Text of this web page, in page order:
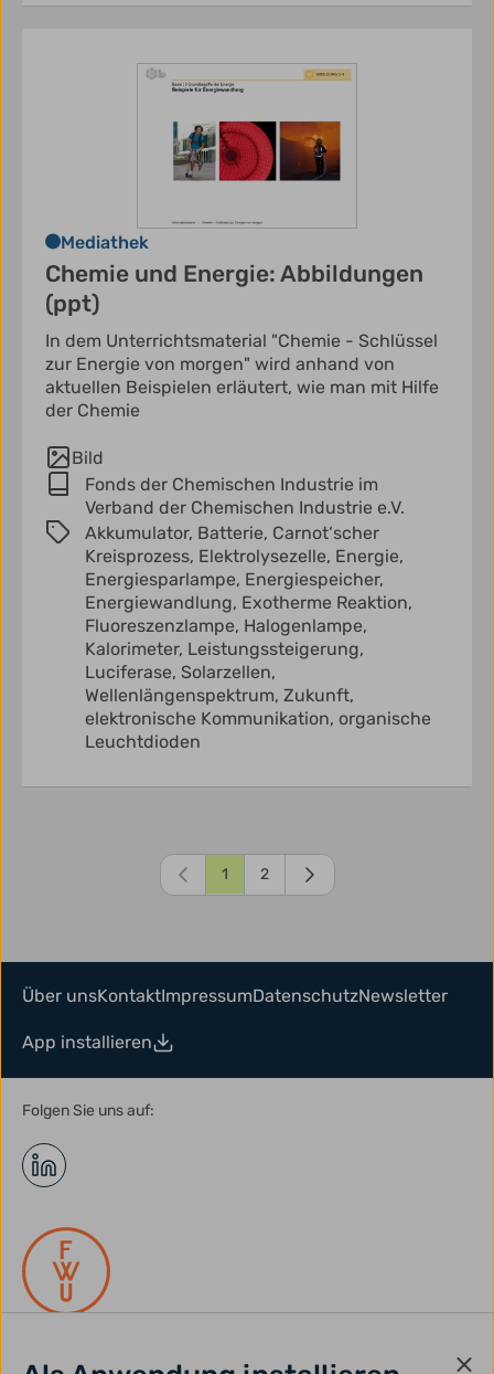
Mediathek
Chemie und Energie: Abbildungen
(ppt)
In dem Unterrichtsmaterial "Chemie - Schlüssel
zur Energie von morgen" wird anhand von
aktuellen Beispielen erläutert, wie man mit Hilfe
der Chemie
Bild
Fonds der Chemischen Industrie im
Verband der Chemischen Industrie e.V.
Akkumulator, Batterie, Carnot‘scher
Kreisprozess, Elektrolysezelle, Energie,
Energiesparlampe, Energiespeicher,
Energiewandlung, Exotherme Reaktion,
Fluoreszenzlampe, Halogenlampe,
Kalorimeter, Leistungssteigerung,
Luciferase, Solarzellen,
Wellenlängenspektrum, Zukunft,
elektronische Kommunikation, organische
Leuchtdioden
1 2
Über unsKontaktImpressumDatenschutzNewsletter
App installieren
Folgen Sie uns auf: